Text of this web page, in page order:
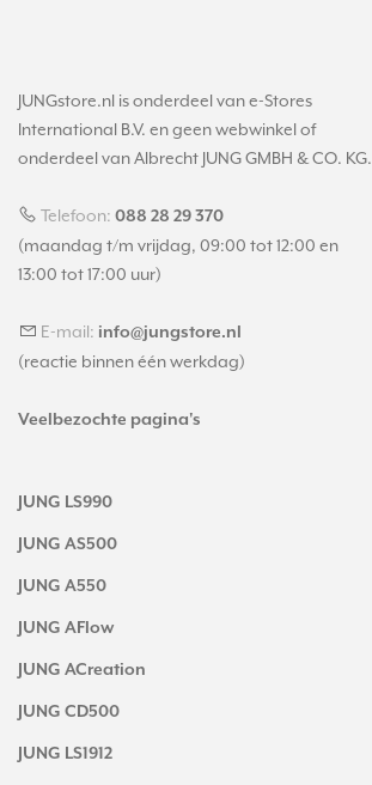
JUNGstore.nl is onderdeel van e-Stores
International B.V. en geen webwinkel of
onderdeel van Albrecht JUNG GMBH & CO. KG.
Telefoon: 088 28 29 370
(maandag t/m vrijdag, 09:00 tot 12:00 en
13:00 tot 17:00 uur)
E-mail: info@jungstore.nl
(reactie binnen één werkdag)
Veelbezochte pagina's
JUNG LS990
JUNG AS500
JUNG A550
JUNG AFlow
JUNG ACreation
JUNG CD500
JUNG LS1912